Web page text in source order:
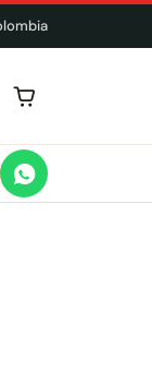
Tu carrito está